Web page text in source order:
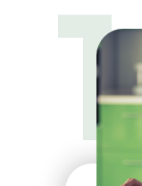
1